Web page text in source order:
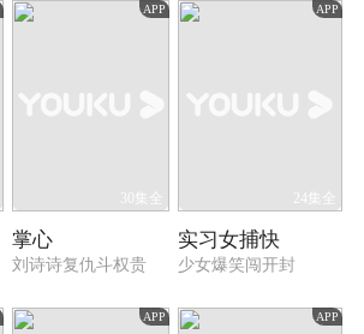
格提升为大理寺正六品主事，后又被任命外省提
APP
30集全
掌心
刘诗诗复仇斗权贵
APP
24集全
实习女捕快
少女爆笑闯开封
APP APP